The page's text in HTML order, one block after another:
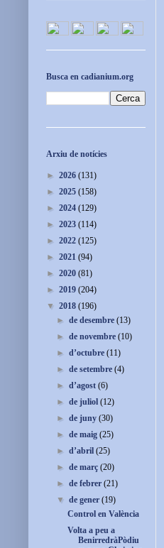
Busca en cadianium.org
Arxiu de notícies
► 2026 (131)
► 2025 (158)
► 2024 (129)
► 2023 (114)
► 2022 (125)
► 2021 (94)
► 2020 (81)
► 2019 (204)
▼ 2018 (196)
►de desembre(13)
►de novembre(10)
►d’octubre(11)
►de setembre(4)
►d’agost(6)
►de juliol(12)
►de juny(30)
►de maig(25)
►d’abril(25)
►de març(20)
►de febrer(21)
▼de gener(19)
Control en València
Volta a peu a
BenirredràPòdiu